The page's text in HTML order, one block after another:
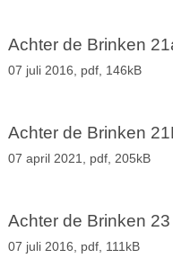
Achter de Brinken
07 juli 2016, pdf, 146kB
Achter de Brinken
07 april 2021, pdf, 205kB
Achter de Brinken
07 juli 2016, pdf, 111kB